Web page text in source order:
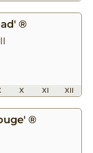
®
X XI XII
®